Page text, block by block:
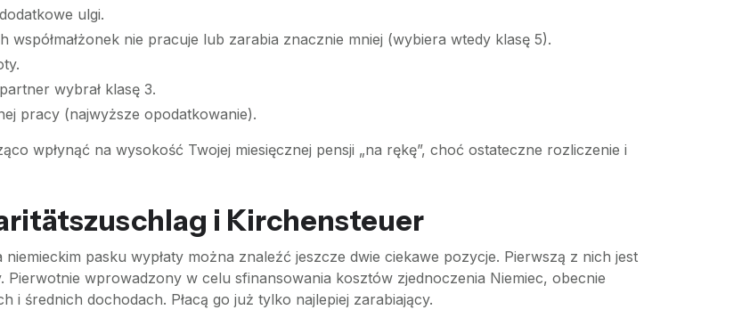
ulgi.
współmałżonek nie pracuje lub zarabia znacznie mniej (wybiera wtedy klasę 5).
wybrał klasę 3.
pracy (najwyższe opodatkowanie).
wpłynąć na wysokość Twojej miesięcznej pensji „na rękę”, choć ostateczne rozliczenie i
i Kirchensteuer
pasku wypłaty można znaleźć jeszcze dwie ciekawe pozycje. Pierwszą z nich jest
Pierwotnie wprowadzony w celu sfinansowania kosztów zjednoczenia Niemiec, obecnie
i średnich dochodach. Płacą go już tylko najlepiej zarabiający.